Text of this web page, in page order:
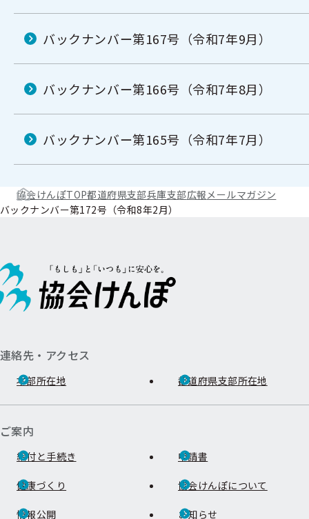
バックナンバー第167号（令和7年9月）
バックナンバー第166号（令和7年8月）
バックナンバー第165号（令和7年7月）
協会けんぽTOP都道府県支部兵庫支部広報メールマガジン
バックナンバー第172号（令和8年2月）
連絡先・アクセス
本部所在地 都道府県支部所在地
ご案内
給付と手続き 申請書
健康づくり 協会けんぽについて
情報公開 お知らせ